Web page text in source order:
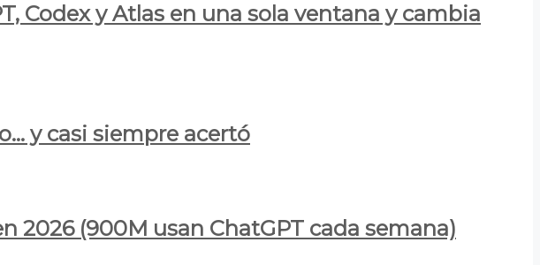
Codex y Atlas en una sola ventana y cambia
y casi siempre acertó
2026 (900M usan ChatGPT cada semana)